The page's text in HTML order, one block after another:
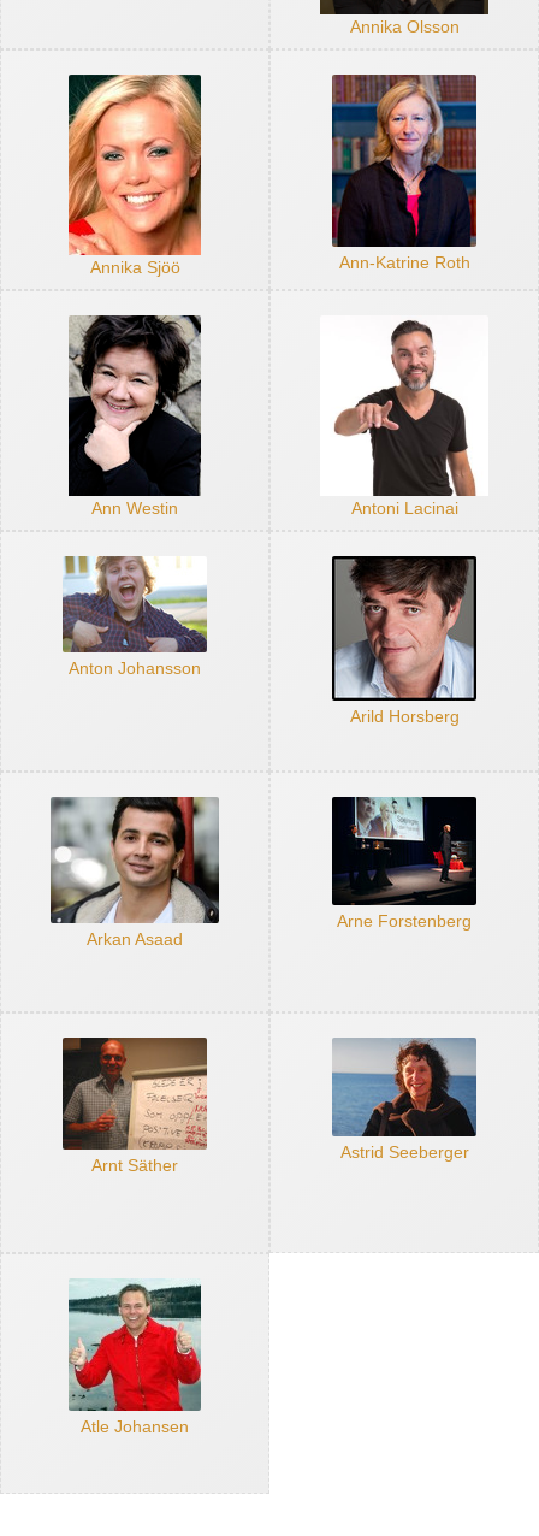
Annika Olsson
Annika Sjöö Ann-Katrine Roth
Ann Westin Antoni Lacinai
Anton Johansson
Arild Horsberg
Arkan Asaad
Arne Forstenberg
Arnt Säther
Astrid Seeberger
Atle Johansen